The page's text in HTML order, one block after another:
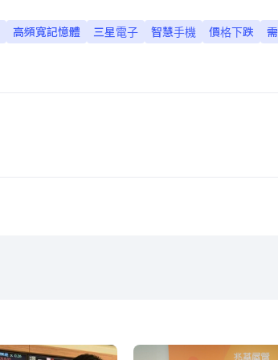
高頻寬記憶體 三星電子 智慧手機 價格下跌